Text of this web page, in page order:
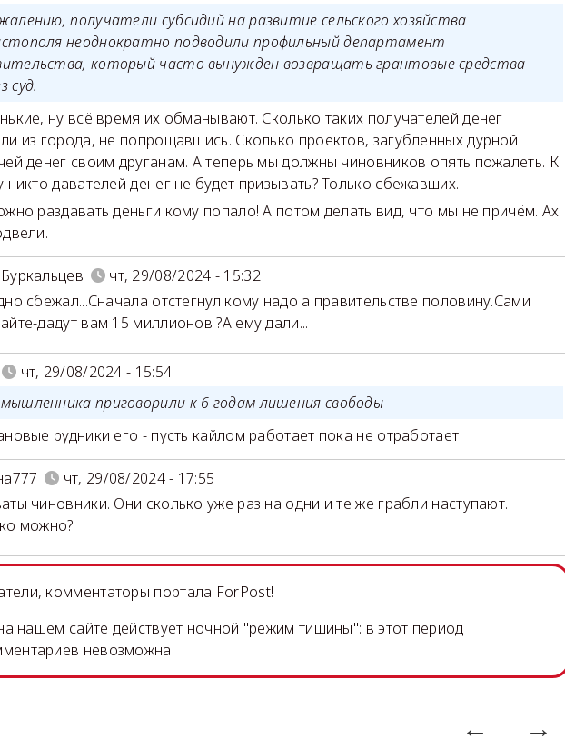
получатели субсидий на развитие сельского хозяйства
неоднократно подводили профильный департамент
который часто вынужден возвращать грантовые средства
суд.
ну всё время их обманывают. Сколько таких получателей денег
из города, не попрощавшись. Сколько проектов, загубленных дурной
денег своим друганам. А теперь мы должны чиновников опять пожалеть. К
никто давателей денег не будет призывать? Только сбежавших.
раздавать деньги кому попало! А потом делать вид, что мы не причём. Ах
чт, 29/08/2024 - 15:32
сбежал...Сначала отстегнул кому надо а правительстве половину.Сами
дадут вам 15 миллионов ?А ему дали...
чт, 29/08/2024 - 15:54
приговорили к 6 годам лишения свободы
рудники его - пусть кайлом работает пока не отработает
чт, 29/08/2024 - 17:55
чиновники. Они сколько уже раз на одни и те же грабли наступают.
можно?
комментаторы портала ForPost!
нашем сайте действует ночной "режим тишины": в этот период
невозможна.